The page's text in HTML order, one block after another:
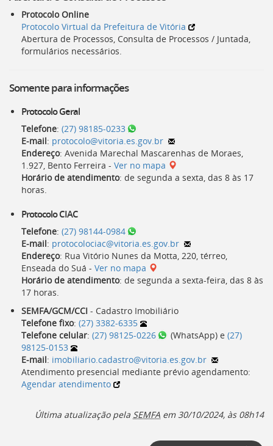
Protocolo Online
Protocolo Virtual da Prefeitura de Vitória
Abertura de Processos, Consulta de Processos / Juntada,
formulários necessários.
Somente para informações
Protocolo Geral
Telefone: (27) 98185-0233
E-mail: protocolo@vitoria.es.gov.br
Endereço: Avenida Marechal Mascarenhas de Moraes,
1.927, Bento Ferreira - Ver no mapa
Horário de atendimento: de segunda a sexta, das 8 às 17
horas.
ProtocoloCIAC
Telefone: (27) 98144-0984
E-mail: protocolociac@vitoria.es.gov.br
Endereço: Rua Vitório Nunes da Motta, 220, térreo,
Enseada do Suá - Ver no mapa
Horário de atendimento: de segunda a sexta-feira, das 8 às
17 horas.
SEMFA/GCM/CCI - Cadastro Imobiliário
Telefone fixo: (27) 3382-6335
Telefone celular: (27) 98125-0226 (WhatsApp) e (27)
98125-0153
E-mail: imobiliario.cadastro@vitoria.es.gov.br
Atendimento presencial mediante prévio agendamento:
Agendar atendimento
Última atualização pela SEMFA em 30/10/2024, às 08h14